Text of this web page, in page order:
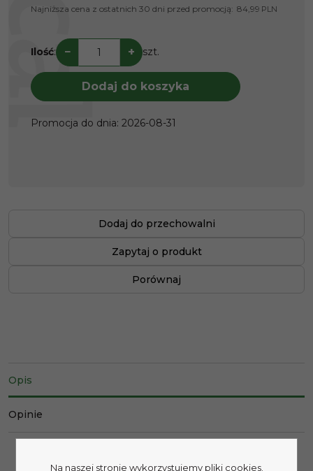
Najniższa cena z ostatnich 30 dni przed promocją: 84,99 PLN
Ilość: − + szt.
Dodaj do koszyka
Promocja do dnia: 2026-08-31
Dodaj do przechowalni
Zapytaj o produkt
Porównaj
Opis
Opinie
Na naszej stronie wykorzystujemy pliki cookies.